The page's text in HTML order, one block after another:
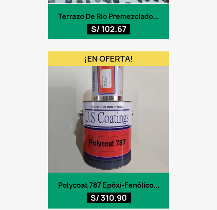
Terrazo De Rio Premezclado...
S/ 102.67
Polycoat 787 Epóxi-Fenólico...
S/ 310.90
¡EN OFERTA!